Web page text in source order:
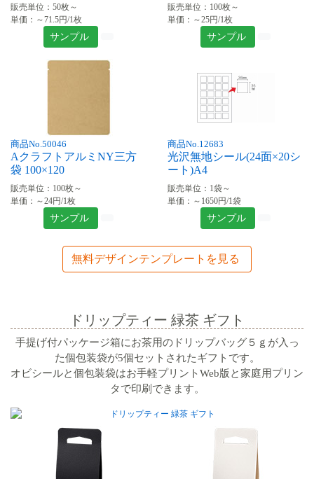
販売単位：50枚～
単価：～71.5円/1枚
サンプル
販売単位：100枚～
単価：～25円/1枚
サンプル
商品No.50046
AクラフトアルミNY三方
袋 100×120
販売単位：100枚～
単価：～24円/1枚
サンプル
商品No.12683
光沢無地シール(24面×20シ
ート)A4
販売単位：1袋～
単価：～1650円/1袋
サンプル
無料デザインテンプレートを見る
ドリップティー 緑茶 ギフト
手提げ付パッケージ箱にお茶用のドリップバッグ５ｇが入っ
た個包装袋が5個セットされたギフトです。
オビシールと個包装袋はお手軽プリントWeb版と家庭用プリン
タで印刷できます。